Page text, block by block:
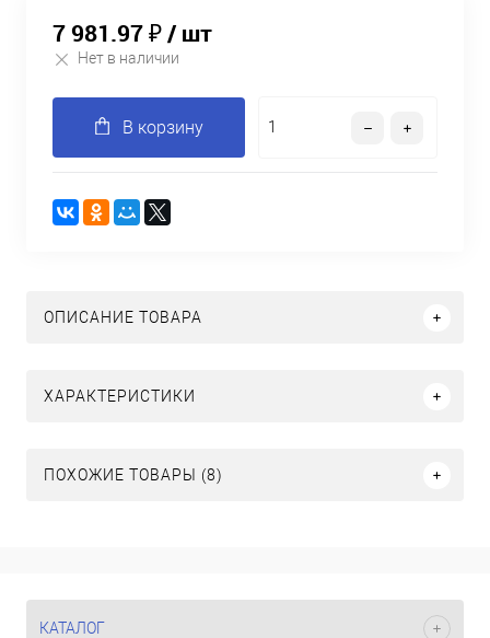
7 981.97 ₽/ шт
Нет в наличии
В корзину
ОПИСАНИЕ ТОВАРА
ХАРАКТЕРИСТИКИ
ПОХОЖИЕ ТОВАРЫ (8)
КАТАЛОГ